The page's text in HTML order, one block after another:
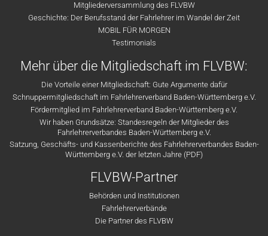
Mitgliederversammlung des FLVBW
Geschichte: Der Berufsstand der Fahrlehrer im Wandel der Zeit
MOBIL FÜR MORGEN
Testimonials
Mehr über die Mitgliedschaft im FLVBW:
Die Vorteile einer Mitgliedschaft: Gute Argumente dafür
Schnuppermitgliedschaft im Fahrlehrerverband Baden-Württemberg e.V.
Fördermitglied im Fahrlehrerverband Baden-Württemberg e.V.
Wir haben Grundsätze: Standesregeln der Mitglieder des
Fahrlehrerverbandes Baden-Württemberg e.V.
Satzung, Geschäfts- und Kassenberichte des Fahrlehrerverbandes Baden-
Württemberg e.V. der letzten Jahre (PDF)
FLVBW-Partner
Behörden und Institutionen
Fahrlehrerverbände
Die Partner des FLVBW